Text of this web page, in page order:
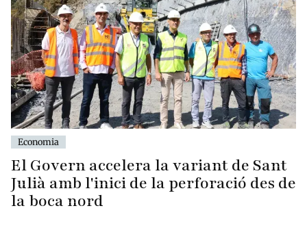
Economia
El Govern accelera la variant de Sant
Julià amb l'inici de la perforació des de
la boca nord